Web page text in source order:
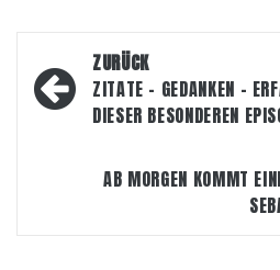
Beitragsnavigation
ZURÜCK
ZITATE – GEDANKEN –
DIESER BESONDEREN
AB MORGEN KOMMT